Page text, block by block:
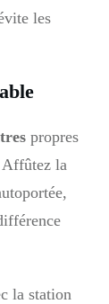
les
propres
Affûtez la
la station